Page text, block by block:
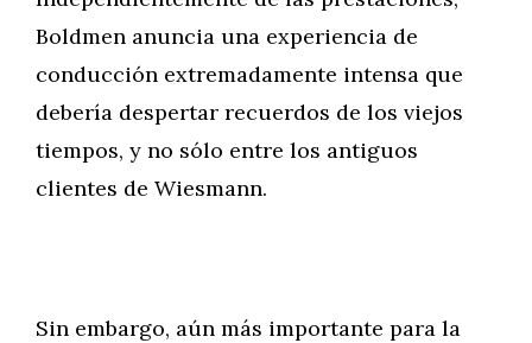
Boldmen anuncia una experiencia de
conducción extremadamente intensa que
debería despertar recuerdos de los viejos
tiempos, y no sólo entre los antiguos
clientes de Wiesmann.
Sin embargo, aún más importante para la